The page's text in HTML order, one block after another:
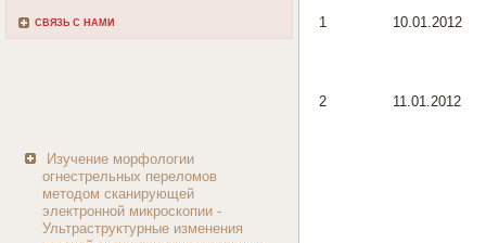
СВЯЗЬ С НАМИ
Изучение морфологии
огнестрельных переломов
методом сканирующей
электронной микроскопии -
Ультраструктурные изменения
1 10.01.2012
2 11.01.2012